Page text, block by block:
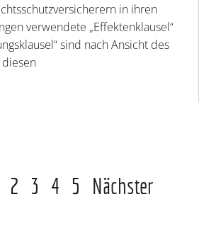
in ihren
verwendete „Effektenklausel“
sind nach Ansicht des
2 3 4 5 Nächster